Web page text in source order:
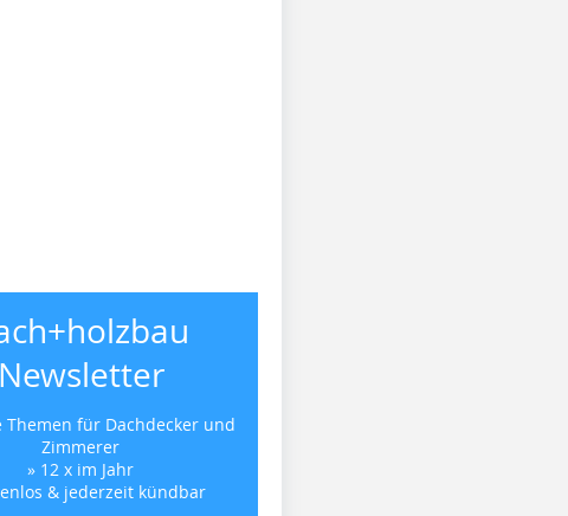
Newsletter
Themen für Dachdecker und
Zimmerer
» 12 x im Jahr
& jederzeit kündbar